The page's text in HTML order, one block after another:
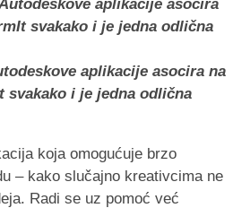
aplikacije asocira na
svakako i je jedna odlična
koja omogućuje brzo
– kako slučajno kreativcima ne
Radi se uz pomoć već